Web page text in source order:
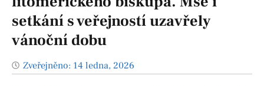
setkání s veřejností uzavřely
vánoční dobu
Zveřejněno: 14 ledna, 2026